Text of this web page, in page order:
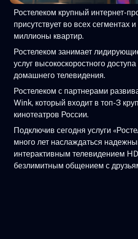
Ростелеком крупный интернет-
присутствует во всех сегментах
миллионы квартир.
Ростелеком занимает
услуг высокоскоростного
домашнего телевидения.
Ростелеком с партнерами
Wink, который входит в топ-3
кинотеатров России.
Подключив сегодня услуги
много лет наслаждаться
интерактивным телевидением
безлимитным общением с